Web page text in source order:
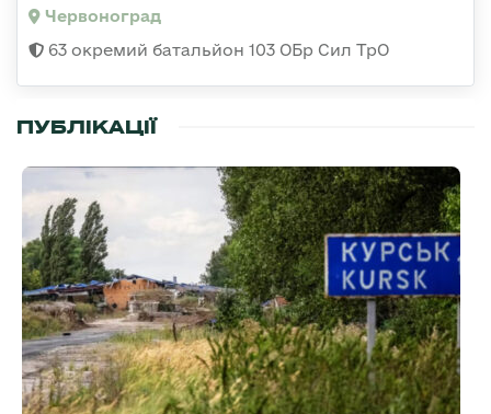
Червоноград
63 окремий батальйон 103 ОБр Сил ТрО
ПУБЛІКАЦІЇ